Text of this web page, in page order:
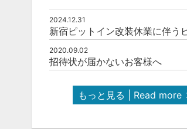
2024.12.31
2020.09.02
招待状が届かないお客様へ
もっと見る | Read more